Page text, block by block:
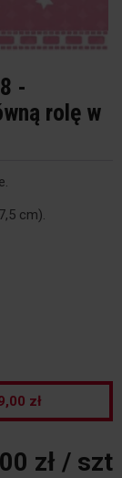
-
rolę w
cm).
zł
zł / szt